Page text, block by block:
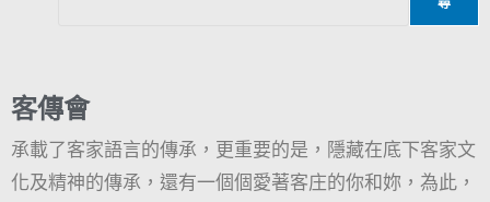
客傳會
承載了客家語言的傳承，更重要的是，隱藏在底下客家文
化及精神的傳承，還有一個個愛著客庄的你和妳，為此，